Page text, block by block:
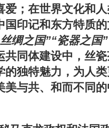
爱；在世界文化和
国印记和东方特质
绸之国”“瓷器之国
共同体建设中，丝
的独特魅力，为人
美与共、和而不同